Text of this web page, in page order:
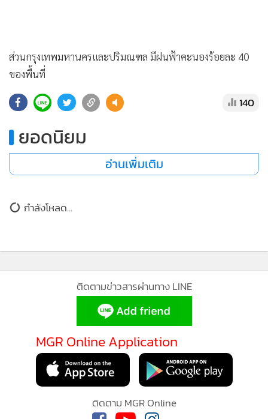
เศรษฐกิจ-ธุรกิจ
• ชุมชน-คุณภาพชีวิต
• Motoring
• วิทยาศาสตร์
• หุ้น
• กองทุนรวม
• Celeb Online
Gotomanager
ส่วนกรุงเทพมหานครและปริมณฑล มีฝนฟ้าคะนองร้อยละ 40
ของพื้นที่
140
ยอดนิยม
อ่านเพิ่มเติม
กำลังโหลด...
ติดตามข่าวสารผ่านทาง LINE
MGR Online Application
ติดตาม MGR Online